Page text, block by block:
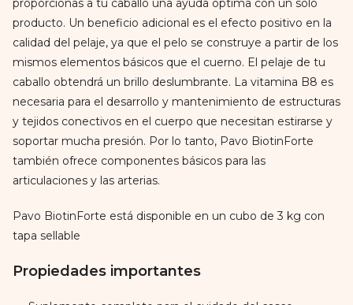
producto. Un beneficio adicional es el efecto positivo en la
calidad del pelaje, ya que el pelo se construye a partir de los
mismos elementos básicos que el cuerno. El pelaje de tu
caballo obtendrá un brillo deslumbrante. La vitamina B8 es
necesaria para el desarrollo y mantenimiento de estructuras
y tejidos conectivos en el cuerpo que necesitan estirarse y
soportar mucha presión. Por lo tanto, Pavo BiotinForte
también ofrece componentes básicos para las
articulaciones y las arterias.
Pavo BiotinForte está disponible en un cubo de 3 kg con
tapa sellable
Propiedades importantes